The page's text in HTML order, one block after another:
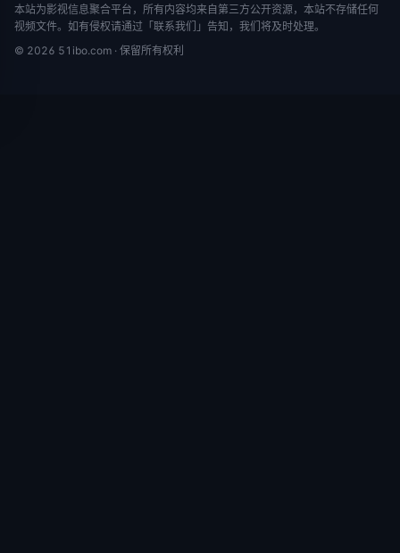
本站为影视信息聚合平台，所有内容均来自第三方公开资源，本站不存储任何
视频文件。如有侵权请通过「联系我们」告知，我们将及时处理。
© 2026 51ibo.com · 保留所有权利